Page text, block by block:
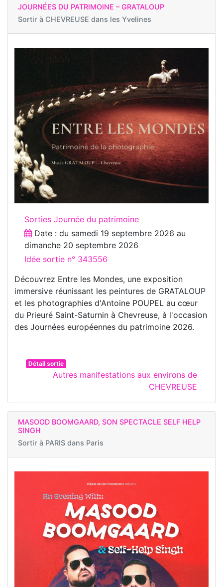
JOURNÉES DU PATRIMOINE – GRATALOUP
Sortir à CHEVREUSE dans les Yvelines
Sorties Journée du patrimoine
Date : du samedi 19 septembre 2026 au
dimanche 20 septembre 2026
Idée sortie n° 343556
Découvrez Entre les Mondes, une exposition
immersive réunissant les peintures de GRATALOUP
et les photographies d'Antoine POUPEL au cœur
du Prieuré Saint-Saturnin à Chevreuse, à l'occasion
des Journées européennes du patrimoine 2026.
Détail sortie
Autres manifestations aux environs de
CHEVREUSE
MASOOD BOOMGAARD, SON SPECTACLE SELF HELP
SINGH
Sortir à PARIS dans Paris